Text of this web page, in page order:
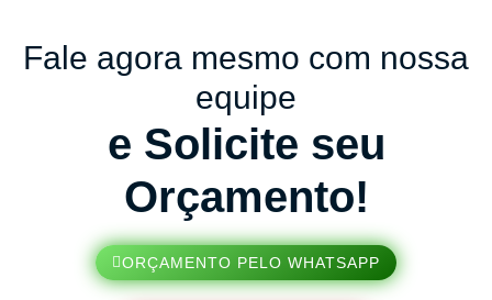
Fale agora mesmo com nossa
equipe
e Solicite seu
Orçamento!
ORÇAMENTO PELO WHATSAPP